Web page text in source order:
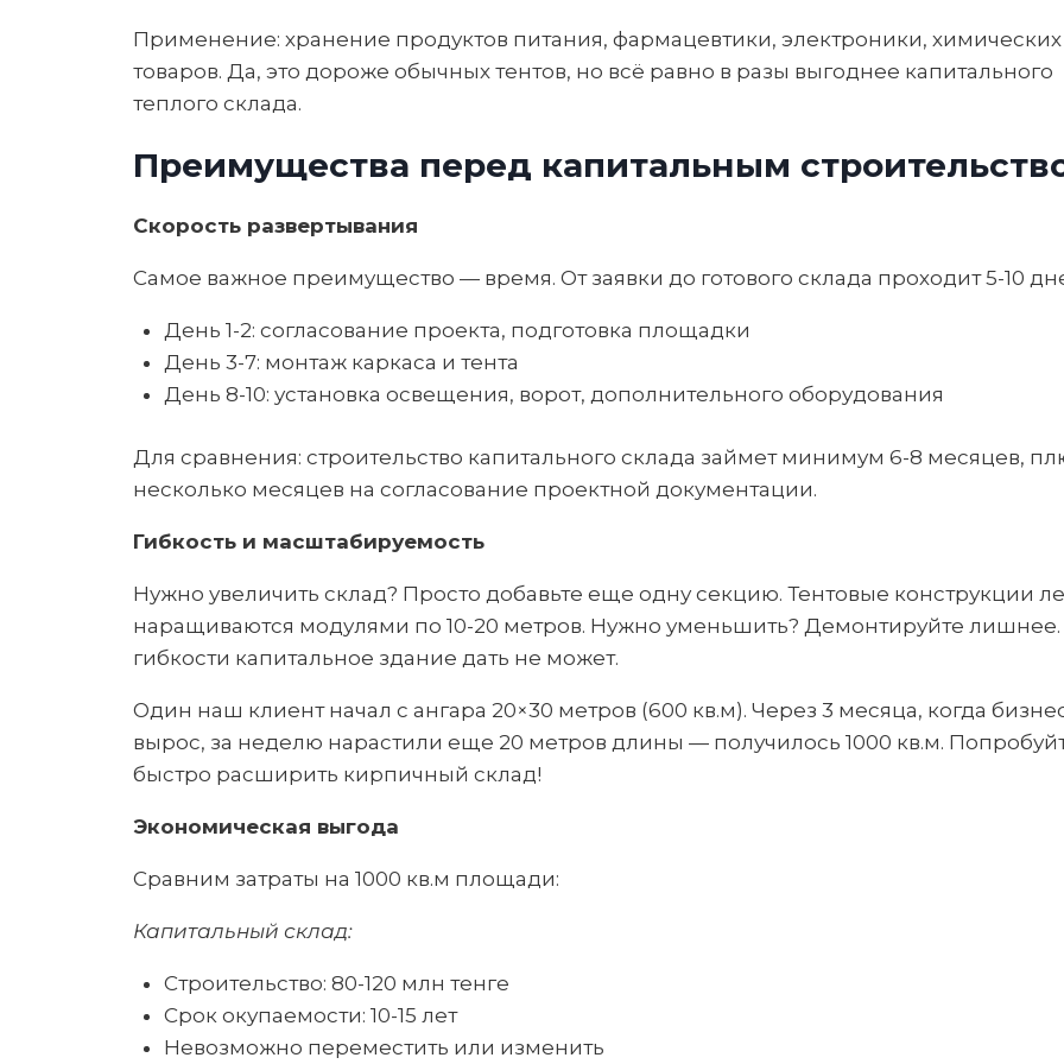
Применение: хранение продуктов питания, фармацевтики, электроники, химических
товаров. Да, это дороже обычных тентов, но всё равно в разы выгоднее капитального
теплого склада.
Преимущества перед капитальным
Скорость развертывания
Самое важное преимущество — время. От заявки до готового склада проходит 5-10
День 1-2: согласование проекта, подготовка площадки
День 3-7: монтаж каркаса и тента
День 8-10: установка освещения, ворот, дополнительного оборудования
Для сравнения: строительство капитального склада займет минимум 6-8 месяцев,
несколько месяцев на согласование проектной документации.
Гибкость и масштабируемость
Нужно увеличить склад? Просто добавьте еще одну секцию. Тентовые конструкции
наращиваются модулями по 10-20 метров. Нужно уменьшить? Демонтируйте лишнее.
гибкости капитальное здание дать не может.
Один наш клиент начал с ангара 20×30 метров (600 кв.м). Через 3 месяца, когда
вырос, за неделю нарастили еще 20 метров длины — получилось 1000 кв.м.
быстро расширить кирпичный склад!
Экономическая выгода
Сравним затраты на 1000 кв.м площади:
Капитальный склад:
Строительство: 80-120 млн тенге
Срок окупаемости: 10-15 лет
Невозможно переместить или изменить